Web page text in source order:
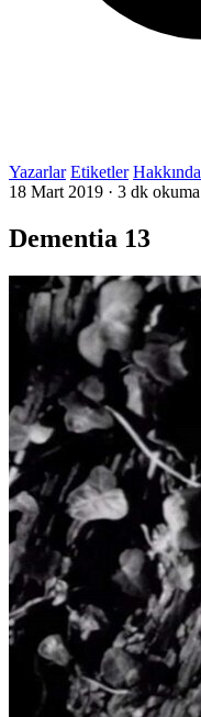
Yazarlar Etiketler Hakkında
18 Mart 2019 · 3 dk okuma
Dementia 13